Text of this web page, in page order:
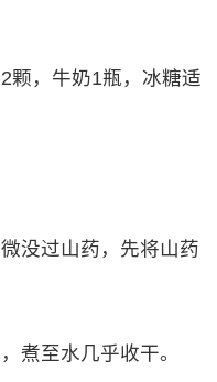
颗，牛奶1瓶，冰糖适
没过山药，先将山药
煮至水几乎收干。